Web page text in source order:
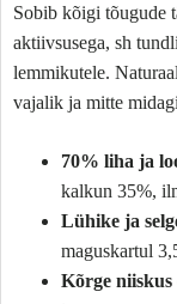
Sobib kõigi tõugude
aktiivsusega, sh
lemmikutele.
vajalik ja mitte
70% liha ja
kalkun 35%,
Lühike ja
maguskartul
Kõrge niiskus